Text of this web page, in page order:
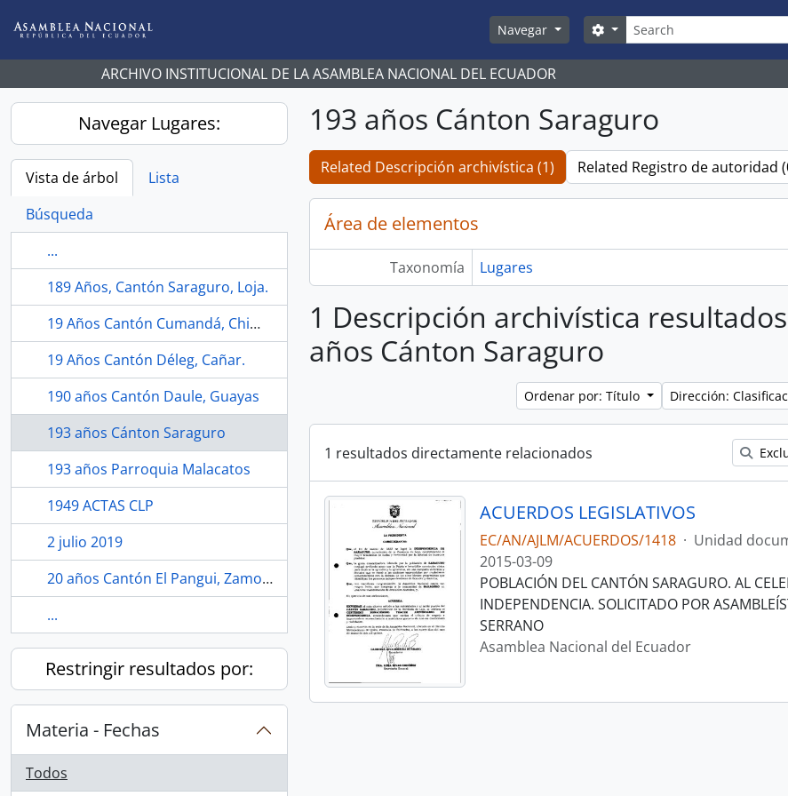
Navegar
Búsqueda
Search options
ARCHIVO INSTITUCIONAL DE LA ASAMBLEA NACIONAL DEL ECUADOR
Navegar Lugares:
Vista de árbol
Lista
Búsqueda
...
189 Años, Cantón Saraguro, Loja.
19 Años Cantón Cumandá, Chimborazo.
19 Años Cantón Déleg, Cañar.
190 años Cantón Daule, Guayas
193 años Cánton Saraguro
193 años Parroquia Malacatos
1949 ACTAS CLP
2 julio 2019
20 años Cantón El Pangui, Zamora Chinchipe.
...
Restringir resultados por:
Materia - Fechas
Todos
193 años Cánton Saraguro
Related Descripción archivística (1) Related Registro de autoridad
Área de elementos
Taxonomía Lugares
1 Descripción archivística
años Cánton Saraguro
Ordenar por: Título Dirección:
1 resultados directamente relacionados
ACUERDOS LEGISLATIVOS
EC/AN/AJLM/ACUERDOS/1418 · Unidad
2015-03-09
POBLACIÓN DEL CANTÓN SARAGURO. AL
INDEPENDENCIA. SOLICITADO POR
SERRANO
Asamblea Nacional del Ecuador